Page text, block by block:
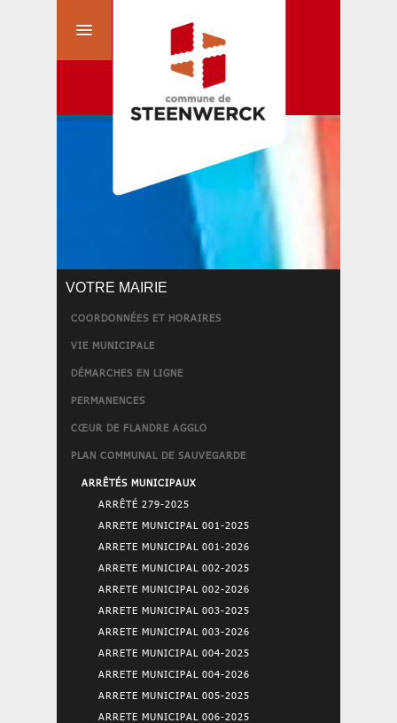
VOTRE MAIRIE
COORDONNÉES ET HORAIRES
VIE MUNICIPALE
DÉMARCHES EN LIGNE
PERMANENCES
CŒUR DE FLANDRE AGGLO
PLAN COMMUNAL DE SAUVEGARDE
ARRÊTÉS MUNICIPAUX
ARRÊTÉ 279-2025
ARRETE MUNICIPAL 001-2025
ARRETE MUNICIPAL 001-2026
ARRETE MUNICIPAL 002-2025
ARRETE MUNICIPAL 002-2026
ARRETE MUNICIPAL 003-2025
ARRETE MUNICIPAL 003-2026
ARRETE MUNICIPAL 004-2025
ARRETE MUNICIPAL 004-2026
ARRETE MUNICIPAL 005-2025
ARRETE MUNICIPAL 006-2025